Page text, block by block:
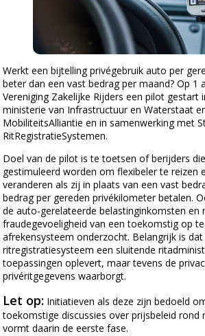
Werkt een bijtelling privégebruik auto per
beter dan een vast bedrag per maand? Op 1
Vereniging Zakelijke Rijders een pilot gestart
ministerie van Infrastructuur en Waterstaat
MobiliteitsAlliantie en in samenwerking met
RitRegistratieSystemen.
Doel van de pilot is te toetsen of berijders
gestimuleerd worden om flexibeler te reizen
veranderen als zij in plaats van een vast
bedrag per gereden privékilometer betalen.
de auto-gerelateerde belastinginkomsten en
fraudegevoeligheid van een toekomstig op
afrekensysteem onderzocht. Belangrijk is dat
ritregistratiesysteem een sluitende
toepassingen oplevert, maar tevens de
privéritgegevens waarborgt.
Let op: Initiatieven als deze zijn bedoeld
toekomstige discussies over prijsbeleid rond
vormt daarin de eerste fase.